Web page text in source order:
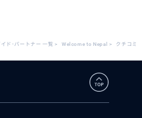
イド･パートナー 一覧 > Welcome to Nepal > クチコミ